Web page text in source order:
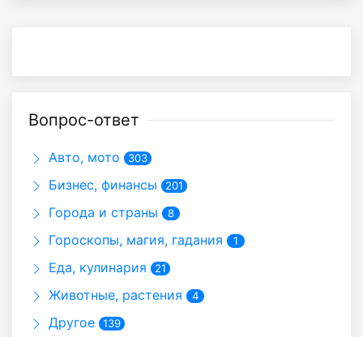
Вопрос-ответ
Авто, мото 303
Бизнес, финансы 201
Города и страны 8
Гороскопы, магия, гадания 1
Еда, кулинария 21
Животные, растения 4
Другое 139